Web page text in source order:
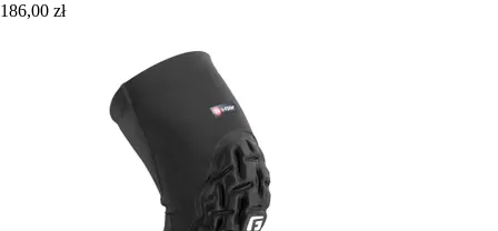
186,00 zł